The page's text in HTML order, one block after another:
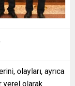
olayları, ayrıca
yerel olarak